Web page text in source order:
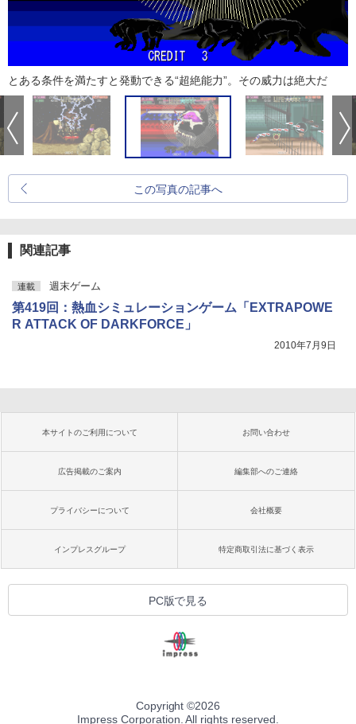
とある条件を満たすと発動できる“超絶能力”。その威力は絶大だ
この写真の記事へ
関連記事
連載 週末ゲーム
第419回：熱血シミュレーションゲーム「EXTRAPOWE
R ATTACK OF DARKFORCE」
2010年7月9日
本サイトのご利用について お問い合わせ
広告掲載のご案内 編集部へのご連絡
プライバシーについて 会社概要
インプレスグループ 特定商取引法に基づく表示
PC版で見る
Copyright ©2026
Impress Corporation. All rights reserved.